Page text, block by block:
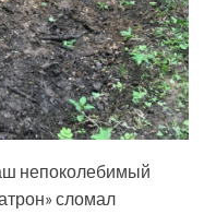
непоколебимый
сломал